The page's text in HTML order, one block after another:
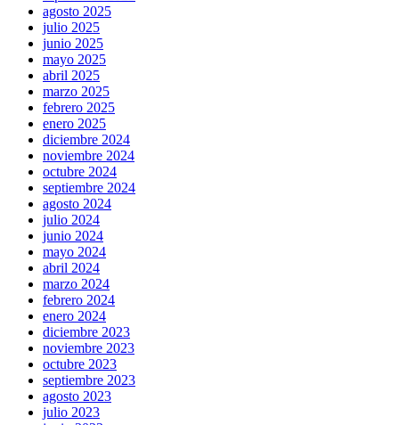
agosto 2025
julio 2025
junio 2025
mayo 2025
abril 2025
marzo 2025
febrero 2025
enero 2025
diciembre 2024
noviembre 2024
octubre 2024
septiembre 2024
agosto 2024
julio 2024
junio 2024
mayo 2024
abril 2024
marzo 2024
febrero 2024
enero 2024
diciembre 2023
noviembre 2023
octubre 2023
septiembre 2023
agosto 2023
julio 2023